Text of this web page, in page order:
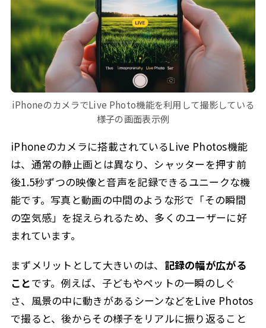
iPhoneのカメラでLive Photo機能を利用して撮影している
様子の画面表示例
iPhoneのカメラに搭載されているLive Photos機能
は、通常の静止画とは異なり、シャッターを押す前
後1.5秒ずつの映像と音声を記録できるユニークな機
能です。写真と動画の中間のような形で「その瞬間
の空気感」を捉えられるため、多くのユーザーに好
まれています。
まずメリットとして大きいのは、 記録の幅が広がる
ことです。例えば、子どもやペットの一瞬のしぐ
さ、風景の中に動きがあるシーンなどをLive Photos
で撮ると、後からその様子をリアルに振り返ること